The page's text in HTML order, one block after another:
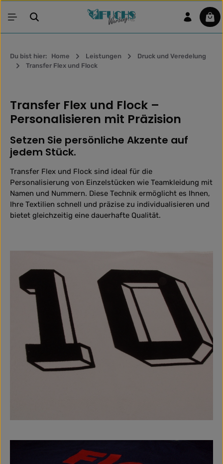
Zum Hauptinhalt springen
Du bist hier: Home Leistungen
Druck und Veredelung
Transfer Flex und Flock
Transfer Flex und Flock –
Personalisieren mit Präzision
Setzen Sie persönliche Akzente auf
jedem Stück.
Transfer Flex und Flock sind ideal für die
Personalisierung von Einzelstücken wie Teamkleidung mit
Namen und Nummern. Diese Technik ermöglicht es Ihnen,
Ihre Textilien schnell und präzise zu individualisieren und
bietet gleichzeitig eine dauerhafte Qualität.